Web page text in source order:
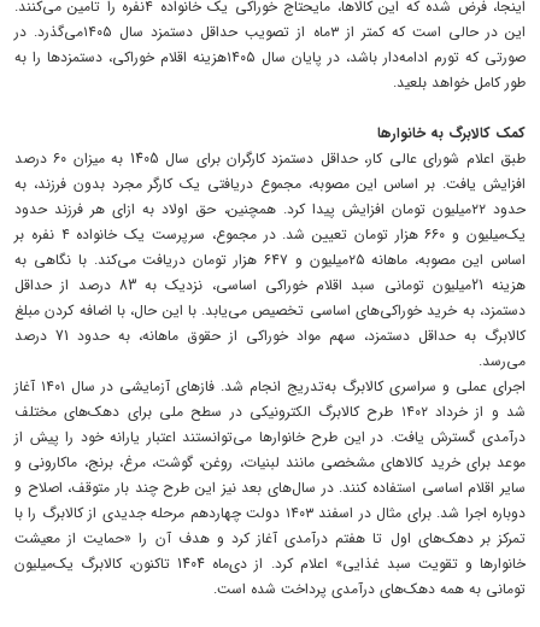
اینجا، فرض شده که این کالاها، مایحتاج خوراکی یک خانواده ۴نفره را تامین می‌کنند.
این در حالی است که کمتر از ۳ماه از تصویب حداقل دستمزد سال ۱۴۰۵می‌گذرد. در
صورتی که تورم ادامه‌دار باشد، در پایان سال ۱۴۰۵هزینه اقلام خوراکی، دستمزدها را به
طور کامل خواهد بلعید.
کمک کالابرگ به خانوارها
طبق اعلام شورای عالی کار، حداقل دستمزد کارگران برای سال 1405 به میزان ۶۰ درصد
افزایش یافت. بر اساس این مصوبه، مجموع دریافتی یک کارگر مجرد بدون فرزند، به
حدود ۲۲‌میلیون تومان افزایش پیدا کرد. همچنین، حق اولاد به ازای هر فرزند حدود
یک‌میلیون و ۶۶۰ هزار تومان تعیین شد. در مجموع، سرپرست یک خانواده ۴ نفره بر
اساس این مصوبه، ماهانه ۲۵‌میلیون و ۶۴۷ هزار تومان دریافت می‌کند. با نگاهی به
هزینه 21‌میلیون تومانی سبد اقلام خوراکی اساسی، نزدیک به 83 درصد از حداقل
دستمزد، به خرید خوراکی‌های اساسی تخصیص می‌یابد. با این حال، با اضافه کردن مبلغ
کالابرگ به حداقل دستمزد، سهم مواد خوراکی از حقوق ماهانه، به حدود 71 درصد
می‌رسد.
اجرای عملی و سراسری کالابرگ به‌تدریج انجام شد. فازهای آزمایشی در سال ۱۴۰۱ آغاز
شد و از خرداد ۱۴۰۲ طرح کالابرگ الکترونیکی در سطح ملی برای دهک‌های مختلف
درآمدی گسترش یافت. در این طرح خانوارها می‌توانستند اعتبار یارانه خود را پیش از
موعد برای خرید کالاهای مشخصی مانند لبنیات، روغن، گوشت، مرغ، برنج، ماکارونی و
سایر اقلام اساسی استفاده کنند. در سال‌های بعد نیز این طرح چند بار متوقف، اصلاح و
دوباره اجرا شد. برای مثال در اسفند ۱۴۰۳ دولت چهاردهم مرحله جدیدی از کالابرگ را با
تمرکز بر دهک‌های اول تا هفتم درآمدی آغاز کرد و هدف آن را «حمایت از معیشت
خانوارها و تقویت سبد غذایی» اعلام کرد. از دی‌ماه 1404 تاکنون، کالابرگ یک‌میلیون
تومانی به همه دهک‌های درآمدی پرداخت شده است.